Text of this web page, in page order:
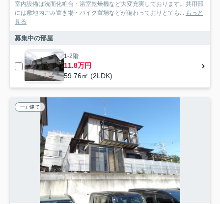
室内設備は洗面化粧台・浴室乾燥機など大変充実しております。共用部
には敷地内ごみ置き場・バイク置場などが備わっておりとても... もっと
見る
募集中の部屋
1-2階
11.8万円
59.76㎡ (2LDK)
一戸建て